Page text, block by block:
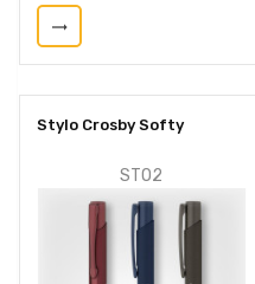
trending_flat
Stylo Crosby Softy
STO2